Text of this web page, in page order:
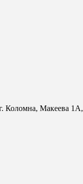
Коломна, Макеева